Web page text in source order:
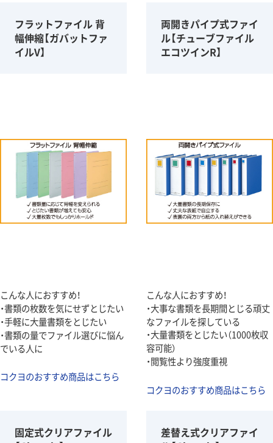
フラットファイル 背
幅伸縮【ガバットファ
イルV】
こんな人におすすめ！
・書類の枚数を気にせずとじたい
・手軽に大量書類をとじたい
・書類の量でファイル選びに悩ん
でいる人に
コクヨのおすすめ商品はこちら
両開きパイプ式ファイ
ル【チューブファイル
エコツインR】
こんな人におすすめ！
・大事な書類を長期間とじる頑丈
なファイルを探している
・大量書類をとじたい（1000枚収
容可能）
・閲覧性より強度重視
コクヨのおすすめ商品はこちら
固定式クリアファイル
差替え式クリアファイ